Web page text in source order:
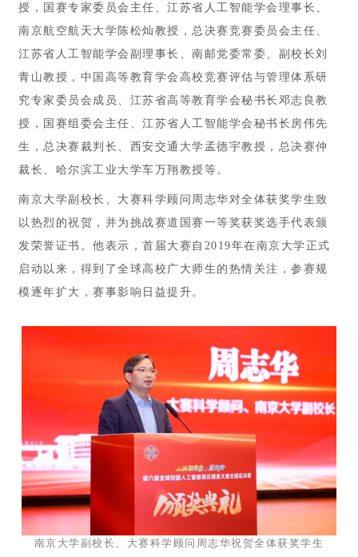
授，国赛专家委员会主任、江苏省人工智能学会理事长、
南京航空航天大学陈松灿教授，总决赛竞赛委员会主任、
江苏省人工智能学会副理事长、南邮党委常委、副校长刘
青山教授，中国高等教育学会高校竞赛评估与管理体系研
究专家委员会成员、江苏省高等教育学会秘书长邓志良教
授，国赛组委会主任、江苏省人工智能学会秘书长房伟先
生，总决赛裁判长、西安交通大学孟德宇教授，总决赛仲
裁长、哈尔滨工业大学车万翔教授等。
南京大学副校长、大赛科学顾问周志华对全体获奖学生致
以热烈的祝贺，并为挑战赛道国赛一等奖获奖选手代表颁
发荣誉证书。他表示，首届大赛自2019年在南京大学正式
启动以来，得到了全球高校广大师生的热情关注，参赛规
模逐年扩大，赛事影响日益提升。
南京大学副校长、大赛科学顾问周志华祝贺全体获奖学生